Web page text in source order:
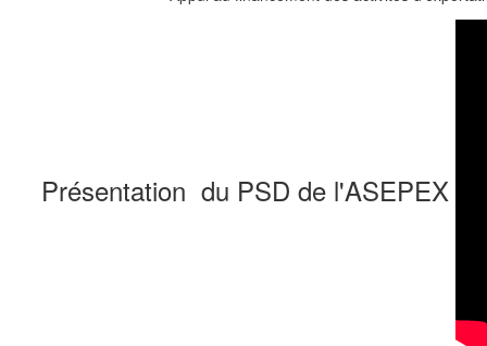
Présentation du PSD de l'ASEPEX